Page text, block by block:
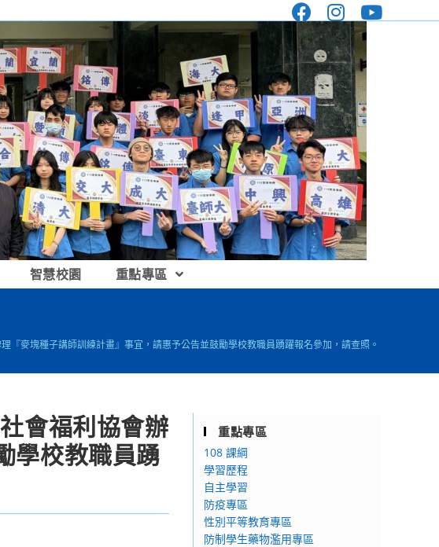
智慧校園 重點專區
『麥塊種子講師訓練計畫』事宜，請惠予公告並鼓勵學校教職員踴躍報名參加，請查照。
會福利協會辦
學校教職員踴
重點專區
108 課綱
學習歷程
自主學習
防疫專區
性別平等教育專區
防制學生藥物濫用專區